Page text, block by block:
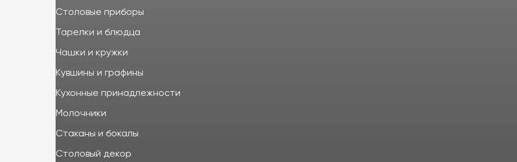
Столовые приборы
Тарелки и блюдца
Чашки и кружки
Кувшины и графины
Кухонные принадлежности
Молочники
Стаканы и бокалы
Столовый декор